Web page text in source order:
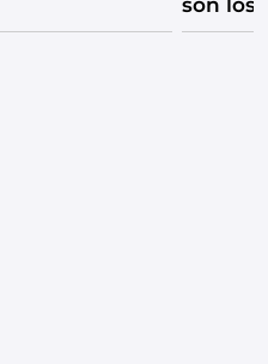
son los